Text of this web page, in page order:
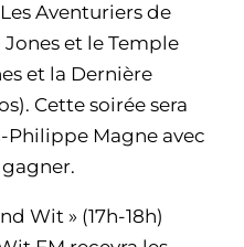
Aventuriers de
Jones et le Temple
et la Dernière
Cette soirée sera
Philippe Magne avec
Wit » (17h-18h)